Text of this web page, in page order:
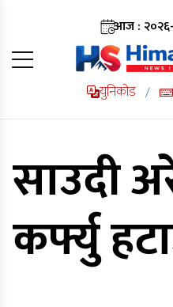
आज :
युनिकोड /
साउदी
कर्फ्यु